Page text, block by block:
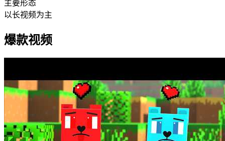
主要形态
以长视频为主
爆款视频